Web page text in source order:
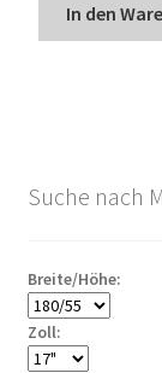
In den
Suche nach
Breite/Höhe:
Zoll: